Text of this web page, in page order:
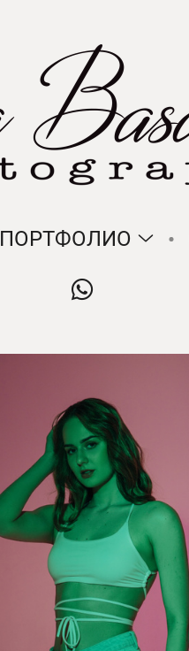
ПОРТФОЛИО